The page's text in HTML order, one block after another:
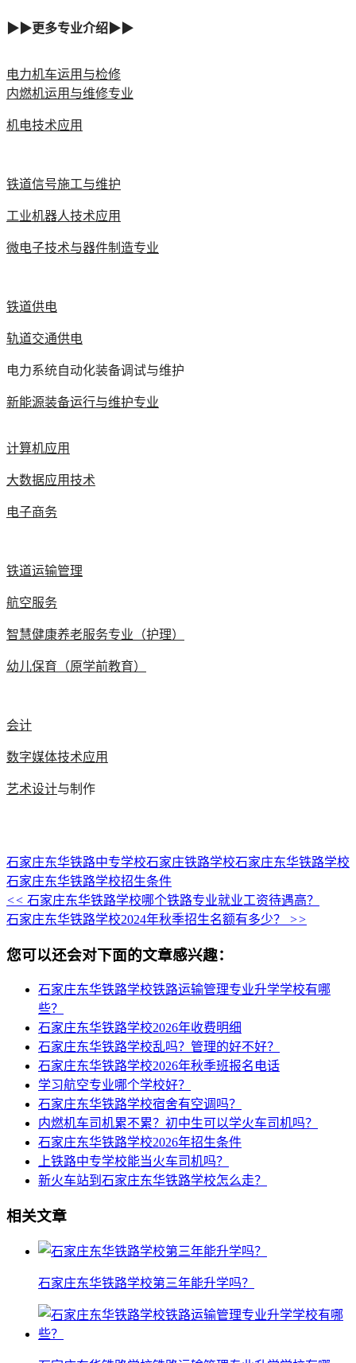
▶▶更多专业介绍▶▶
电力机车运用与检修
内燃机运用与维修专业
机电技术应用
铁道信号施工与维护
工业机器人技术应用
微电子技术与器件制造专业
铁道供电
轨道交通供电
电力系统自动化装备调试与维护
新能源装备运行与维护专业
计算机应用
大数据应用技术
电子商务
铁道运输管理
航空服务
智慧健康养老服务专业（护理）
幼儿保育（原学前教育）
会计
数字媒体技术应用
艺术设计与制作
石家庄东华铁路中专学校石家庄铁路学校石家庄东华铁路学校
石家庄东华铁路学校招生条件
<< 石家庄东华铁路学校哪个铁路专业就业工资待遇高？
石家庄东华铁路学校2024年秋季招生名额有多少？ >>
您可以还会对下面的文章感兴趣：
石家庄东华铁路学校铁路运输管理专业升学学校有哪
些？
石家庄东华铁路学校2026年收费明细
石家庄东华铁路学校乱吗？管理的好不好？
石家庄东华铁路学校2026年秋季班报名电话
学习航空专业哪个学校好？
石家庄东华铁路学校宿舍有空调吗？
内燃机车司机累不累？初中生可以学火车司机吗？
石家庄东华铁路学校2026年招生条件
上铁路中专学校能当火车司机吗？
新火车站到石家庄东华铁路学校怎么走？
相关文章
石家庄东华铁路学校第三年能升学吗？